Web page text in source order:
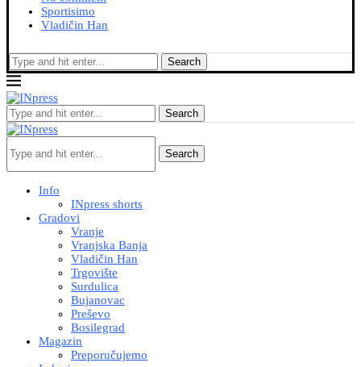
Sportisimo
Vladičin Han
Search
Search
Search
Info
INpress shorts
Gradovi
Vranje
Vranjska Banja
Vladičin Han
Trgovište
Surdulica
Bujanovac
Preševo
Bosilegrad
Magazin
Preporučujemo